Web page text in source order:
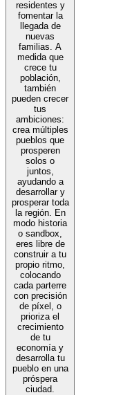
residentes y
fomentar la
llegada de
nuevas
familias. A
medida que
crece tu
población,
también
pueden crecer
tus
ambiciones:
crea múltiples
pueblos que
prosperen
solos o
juntos,
ayudando a
desarrollar y
prosperar toda
la región. En
modo historia
o sandbox,
eres libre de
construir a tu
propio ritmo,
colocando
cada parterre
con precisión
de píxel, o
prioriza el
crecimiento
de tu
economía y
desarrolla tu
pueblo en una
próspera
ciudad.